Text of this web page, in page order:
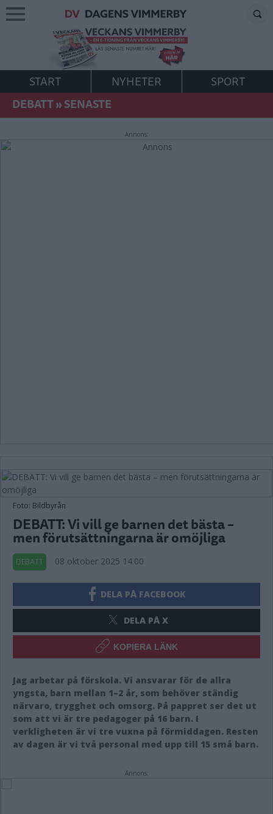
START NYHETER
SPORT
DEBATT»SENASTE
Annons:
Foto: Bildbyrån
DEBATT: Vi vill ge barnen det bästa –
men förutsättningarna är omöjliga
DEBATT 08 oktober 2025 14.00
DELA PÅ FACEBOOK
DELA PÅ X
KOPIERA LÄNK
Jag arbetar på förskola. Vi ansvarar för de allra
yngsta, barn mellan 1–2 år, som behöver ständig
närvaro, trygghet och omsorg. På pappret ser det ut
som att vi är tre pedagoger på 16 barn. I
verkligheten är vi tre vuxna på förmiddagen. Resten
av dagen är vi två personal med upp till 15 små barn.
Annons: